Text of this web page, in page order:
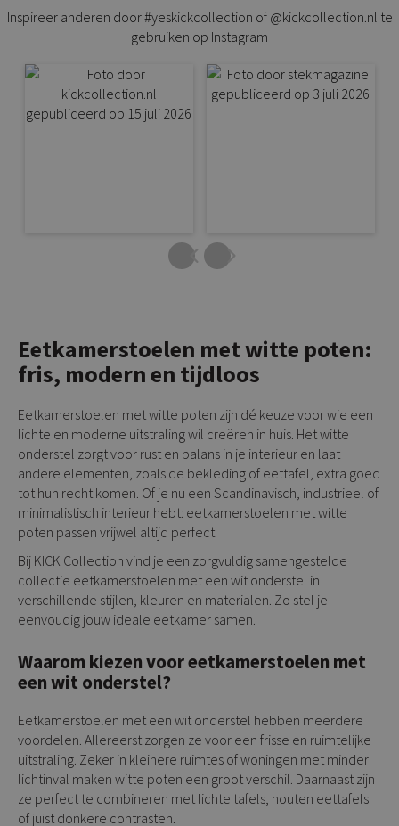
Inspireer anderen door #yeskickcollection of @kickcollection.nl te
gebruiken op Instagram
Eetkamerstoelen met witte poten:
fris, modern en tijdloos
Eetkamerstoelen met witte poten zijn dé keuze voor wie een
lichte en moderne uitstraling wil creëren in huis. Het witte
onderstel zorgt voor rust en balans in je interieur en laat
andere elementen, zoals de bekleding of eettafel, extra goed
tot hun recht komen. Of je nu een Scandinavisch, industrieel of
minimalistisch interieur hebt: eetkamerstoelen met witte
poten passen vrijwel altijd perfect.
Bij KICK Collection vind je een zorgvuldig samengestelde
collectie eetkamerstoelen met een wit onderstel in
verschillende stijlen, kleuren en materialen. Zo stel je
eenvoudig jouw ideale eetkamer samen.
Waarom kiezen voor eetkamerstoelen met
een wit onderstel?
Eetkamerstoelen met een wit onderstel hebben meerdere
voordelen. Allereerst zorgen ze voor een frisse en ruimtelijke
uitstraling. Zeker in kleinere ruimtes of woningen met minder
lichtinval maken witte poten een groot verschil. Daarnaast zijn
ze perfect te combineren met lichte tafels, houten eettafels
of juist donkere contrasten.